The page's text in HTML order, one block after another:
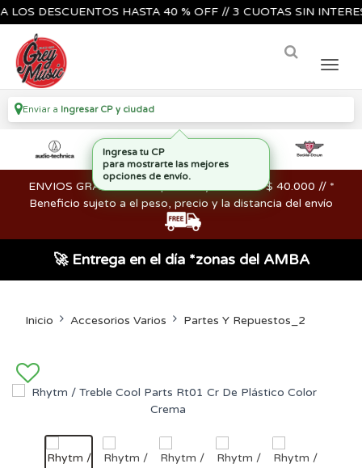
DESCUENTOS HASTA 40 % OFF // 3 CUOTAS SIN
Enviar a Ingresar CP y ciudad
ENVIOS GRATIS en compras mayores a los $ 40.000 // *
Beneficio sujeto a el peso, precio y la distancia del envío
🚀 Entrega en el día *zonas del AMBA
Inicio Accesorios Varios Partes Y Repuestos_2